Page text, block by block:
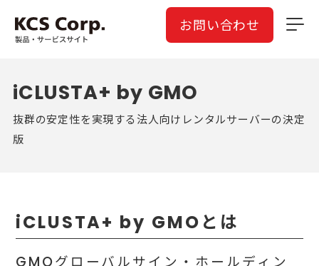
お問い合わせ
iCLUSTA+ by GMO
抜群の安定性を実現する法人向けレンタルサーバーの決定
版
iCLUSTA+ by GMOとは
GMOグローバルサイン・ホールディン